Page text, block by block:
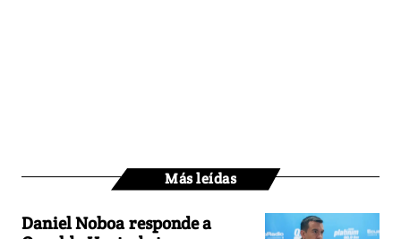
Más leídas
Daniel Noboa responde a